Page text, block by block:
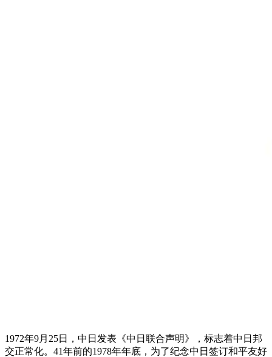
1972年9月25日，中日发表《中日联合声明》，标志着中日邦
交正常化。41年前的1978年年底，为了纪念中日签订和平友好